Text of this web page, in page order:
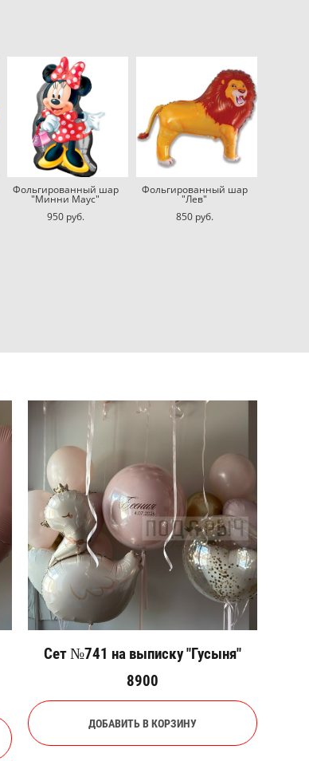
Фольгированный шар
"Минни Маус"
950 pуб.
Фольгированный шар
"Лев"
850 pуб.
Сет №741 на выписку "Гусыня"
8900
ДОБАВИТЬ В КОРЗИНУ